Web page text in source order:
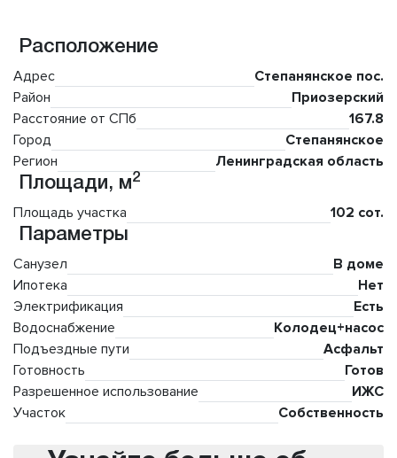
Расположение
Адрес
Степанянское пос.
Район
Приозерский
Расстояние от СПб
167.8
Город
Степанянское
Регион
Ленинградская область
Площади, м2
Площадь участка
102 сот.
Параметры
Санузел
В доме
Ипотека
Нет
Электрификация
Есть
Водоснабжение
Колодец+насос
Подъездные пути
Асфальт
Готовность
Готов
Разрешенное использование
ИЖС
Участок
Собственность